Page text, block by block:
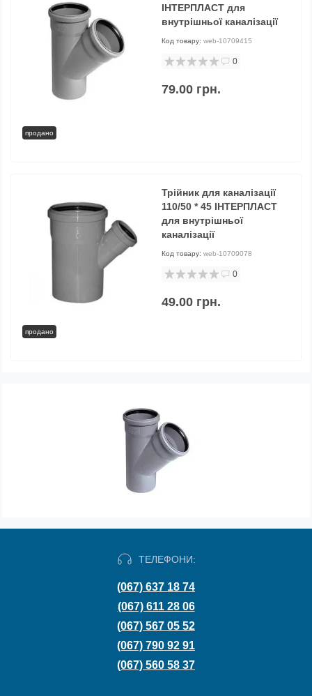
продано
ІНТЕРПЛАСТ для
внутрішньої каналізації
Код товару: web-10709415
0
79.00 грн.
продано
Трійник для каналізації
110/50 * 45 ІНТЕРПЛАСТ
для внутрішньої
каналізації
Код товару: web-10709078
0
49.00 грн.
ТЕЛЕФОНИ:
(067) 637 18 74
(067) 611 28 06
(067) 567 05 52
(067) 790 92 91
(067) 560 58 37